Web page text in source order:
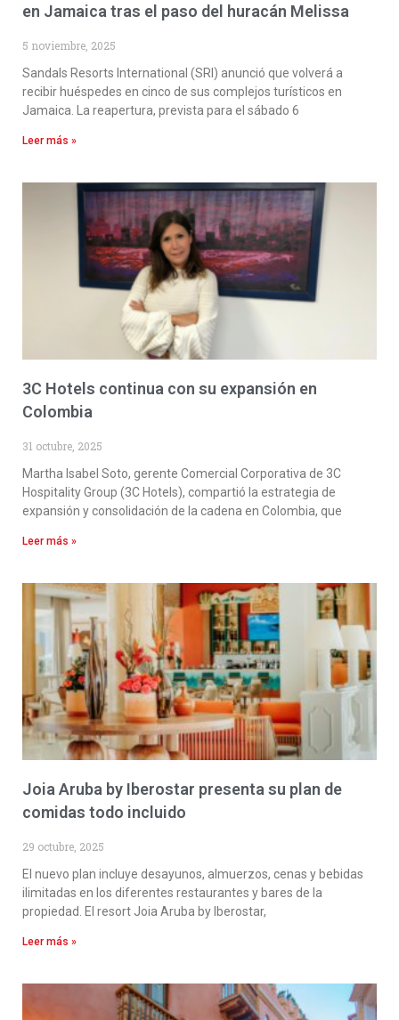
en Jamaica tras el paso del huracán Melissa
5 noviembre, 2025
Sandals Resorts International (SRI) anunció que volverá a
recibir huéspedes en cinco de sus complejos turísticos en
Jamaica. La reapertura, prevista para el sábado 6
Leer más »
3C Hotels continua con su expansión en
Colombia
31 octubre, 2025
Martha Isabel Soto, gerente Comercial Corporativa de 3C
Hospitality Group (3C Hotels), compartió la estrategia de
expansión y consolidación de la cadena en Colombia, que
Leer más »
Joia Aruba by Iberostar presenta su plan de
comidas todo incluido
29 octubre, 2025
El nuevo plan incluye desayunos, almuerzos, cenas y bebidas
ilimitadas en los diferentes restaurantes y bares de la
propiedad. El resort Joia Aruba by Iberostar,
Leer más »